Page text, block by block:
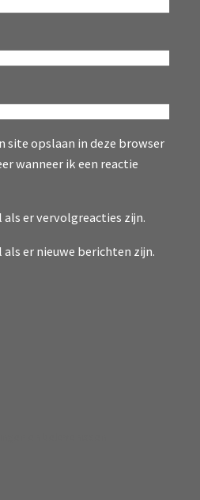
site opslaan in deze browser
wanneer ik een reactie
als er vervolgreacties zijn.
er nieuwe berichten zijn.